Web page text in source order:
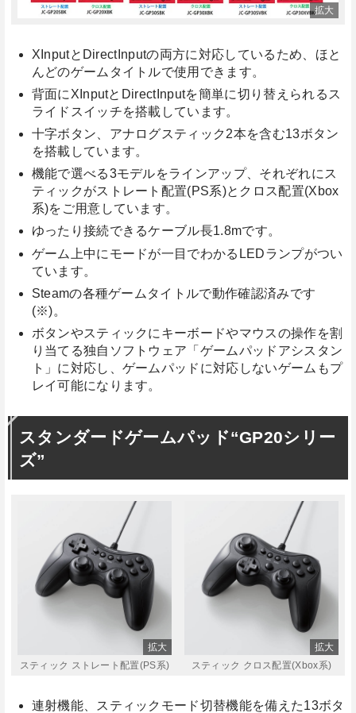
XInputとDirectInputの両方に対応しているため、ほと
んどのゲームタイトルで使用できます。
背面にXInputとDirectInputを簡単に切り替えられるス
ライドスイッチを搭載しています。
十字ボタン、アナログスティック2本を含む13ボタン
を搭載しています。
機能で選べる3モデルをラインアップ、それぞれにス
ティックがストレート配置(PS系)とクロス配置(Xbox
系)をご用意しています。
ゆったり接続できるケーブル長1.8mです。
ゲーム上中にモードが一目でわかるLEDランプがつい
ています。
Steamの各種ゲームタイトルで動作確認済みです
(※)。
ボタンやスティックにキーボードやマウスの操作を割
り当てる独自ソフトウェア「ゲームパッドアシスタン
ト」に対応し、ゲームパッドに対応しないゲームもプ
レイ可能になります。
スタンダードゲームパッド“GP20シリー
ズ”
スティック ストレート配置(PS系) スティック クロス配置(Xbox系)
連射機能、スティックモード切替機能を備えた13ボタ